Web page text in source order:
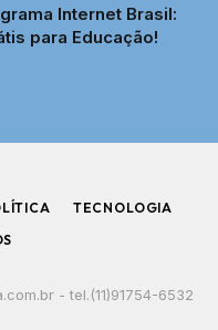
Internet Brasil:
para Educação!
TECNOLOGIA
- tel.(11)91754-6532